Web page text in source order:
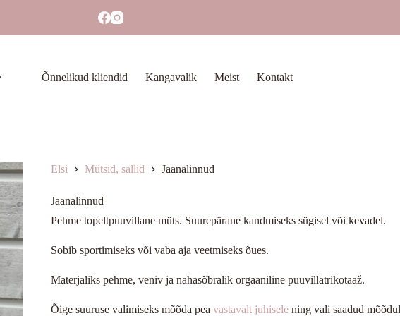
Õnnelikud kliendid Kangavalik Meist Kontakt
Elsi Mütsid, sallid Jaanalinnud
Jaanalinnud
Pehme topeltpuuvillane müts. Suurepärane kandmiseks sügisel või kevadel.
Sobib sportimiseks või vaba aja veetmiseks õues.
Materjaliks pehme, veniv ja nahasõbralik orgaaniline puuvillatrikotaaž.
Õige suuruse valimiseks mõõda pea vastavalt juhiselening vali saadud